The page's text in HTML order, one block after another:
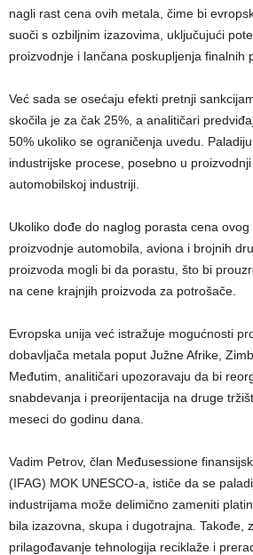
nagli rast cena ovih metala, čime bi
suoči s ozbiljnim izazovima, uključujući
proizvodnje i lančana poskupljenja finalnih
Već sada se osećaju efekti pretnji
skočila je za čak 25%, a analitičari
50% ukoliko se ograničenja uvedu.
industrijske procese, posebno u
automobilskoj industriji.
Ukoliko dođe do naglog porasta cena
proizvodnje automobila, aviona i brojnih
proizvoda mogli bi da porastu, što bi
na cene krajnjih proizvoda za potrošače.
Evropska unija već istražuje mogućnosti
dobavljača metala poput Južne Afrike,
Međutim, analitičari upozoravaju da bi
snabdevanja i preorijentacija na druge
meseci do godinu dana.
Vadim Petrov, član Međusessione
(IFAG) MOK UNESCO-a, ističe da se
industrijama može delimično zameniti
bila izazovna, skupa i dugotrajna. Takođe,
prilagođavanje tehnologija reciklaže i